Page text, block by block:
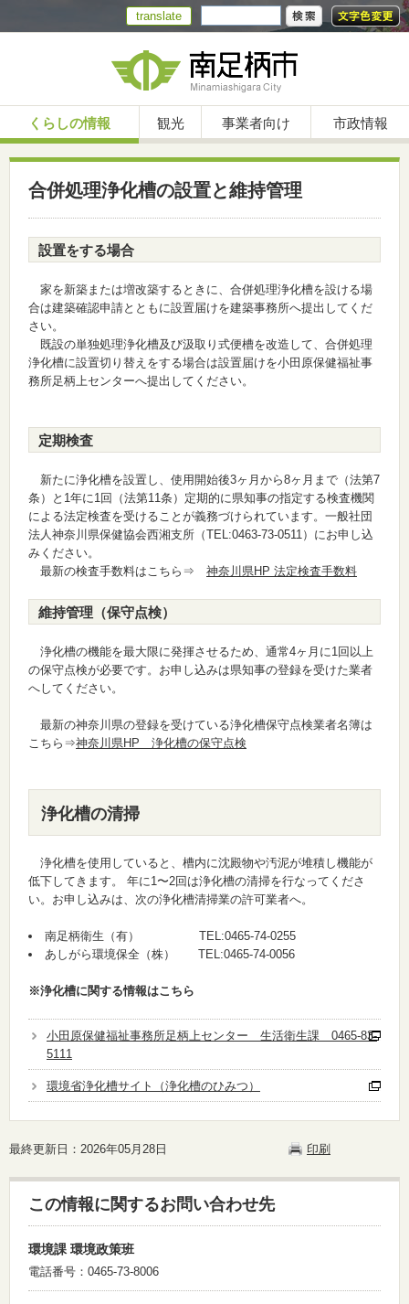
translate
くらしの情報 観光 事業者向け 市政情報
合併処理浄化槽の設置と維持管理
設置をする場合
家を新築または増改築するときに、合併処理浄化槽を設ける場
合は建築確認申請とともに設置届けを建築事務所へ提出してくだ
さい。
既設の単独処理浄化槽及び汲取り式便槽を改造して、合併処理
浄化槽に設置切り替えをする場合は設置届けを小田原保健福祉事
務所足柄上センターへ提出してください。
定期検査
新たに浄化槽を設置し、使用開始後3ヶ月から8ヶ月まで（法第7
条）と1年に1回（法第11条）定期的に県知事の指定する検査機関
による法定検査を受けることが義務づけられています。一般社団
法人神奈川県保健協会西湘支所（TEL:0463‐73‐0511）にお申し込
みください。
最新の検査手数料はこちら⇒ 神奈川県HP 法定検査手数料
維持管理（保守点検）
浄化槽の機能を最大限に発揮させるため、通常4ヶ月に1回以上
の保守点検が必要です。お申し込みは県知事の登録を受けた業者
へしてください。
最新の神奈川県の登録を受けている浄化槽保守点検業者名簿は
こちら⇒神奈川県HP 浄化槽の保守点検
浄化槽の清掃
浄化槽を使用していると、槽内に沈殿物や汚泥が堆積し機能が
低下してきます。 年に1〜2回は浄化槽の清掃を行なってくださ
い。お申し込みは、次の浄化槽清掃業の許可業者へ。
南足柄衛生（有） TEL:0465-74-0255
あしがら環境保全（株） TEL:0465-74-0056
※浄化槽に関する情報はこちら
小田原保健福祉事務所足柄上センター 生活衛生課 0465-83-
5111
環境省浄化槽サイト（浄化槽のひみつ）
最終更新日：2026年05月28日 印刷
この情報に関するお問い合わせ先
環境課 環境政策班
電話番号：0465-73-8006